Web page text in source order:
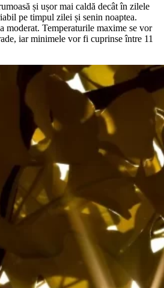
și ușor mai caldă decât în zilele
pe timpul zilei și senin noaptea.
moderat. Temperaturile maxime se vor
iar minimele vor fi cuprinse între 11